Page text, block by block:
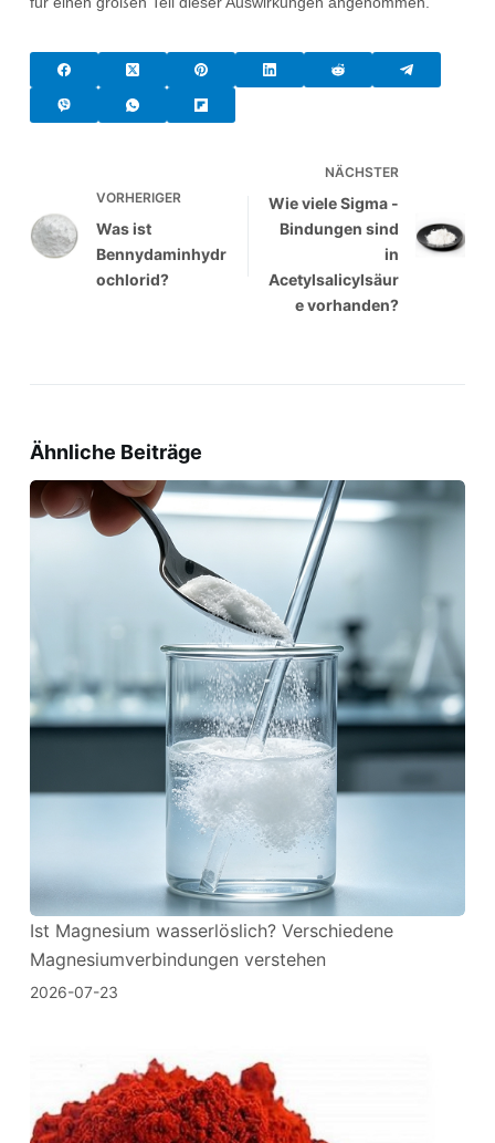
VORHERIGER
Was ist
Bennydaminhydr
ochlorid?
NÄCHSTER
Wie viele Sigma -
Bindungen sind
in
Acetylsalicylsäur
e vorhanden?
Ähnliche Beiträge
Ist Magnesium wasserlöslich? Verschiedene
Magnesiumverbindungen verstehen
2026-07-23